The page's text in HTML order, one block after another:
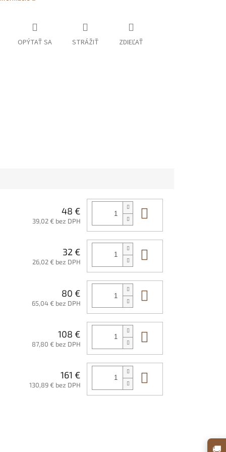
OPÝTAŤ SA STRÁŽIŤ ZDIEĽAŤ
48 €
39,02 € bez DPH
32 €
26,02 € bez DPH
80 €
65,04 € bez DPH
108 €
87,80 € bez DPH
161 €
130,89 € bez DPH